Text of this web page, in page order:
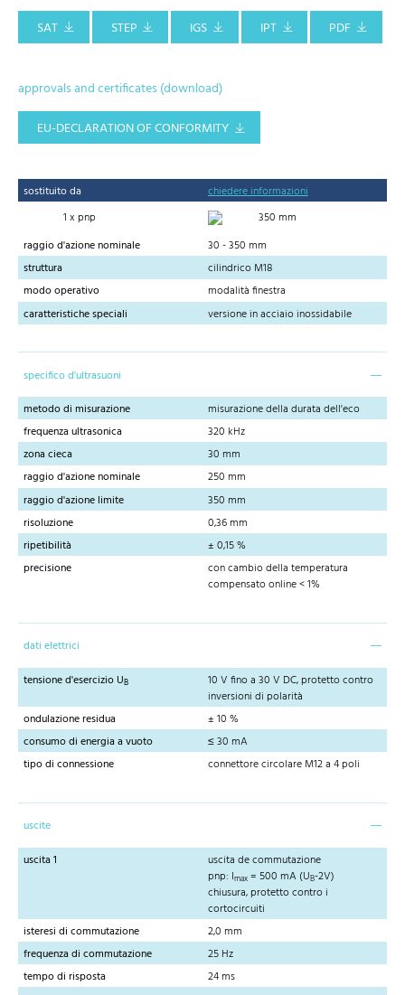
SAT
STEP IGS IPT PDF
approvals and certificates (download)
EU-DECLARATION OF CONFORMITY
sostituito da
chiedere informazioni
1 x pnp
350 mm
raggio d'azione nominale
30 - 350 mm
struttura
cilindrico M18
modo operativo
modalità finestra
caratteristiche speciali
versione in acciaio inossidabile
specifico d'ultrasuoni
metodo di misurazione
misurazione della durata dell'eco
frequenza ultrasonica
320 kHz
zona cieca
30 mm
raggio d'azione nominale
250 mm
raggio d'azione limite
350 mm
risoluzione
0,36 mm
ripetibilità
± 0,15 %
precisione
con cambio della temperatura
compensato online < 1%
dati elettrici
tensione d'esercizio UB
10 V fino a 30 V DC, protetto contro
inversioni di polarità
ondulazione residua
± 10 %
consumo di energia a vuoto
≤ 30 mA
tipo di connessione
connettore circolare M12 a 4 poli
uscite
uscita 1
uscita de commutazione
pnp: Imax = 500 mA (UB-2V)
chiusura, protetto contro i
cortocircuiti
isteresi di commutazione
2,0 mm
frequenza di commutazione
25 Hz
tempo di risposta
24 ms